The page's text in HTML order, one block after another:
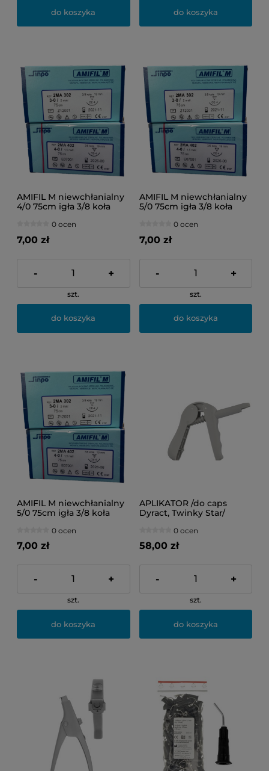
do koszyka do koszyka
AMIFIL M niewchłanialny
4/0 75cm igła 3/8 koła
0 ocen
7,00 zł
- +
szt.
do koszyka
AMIFIL M niewchłanialny
5/0 75cm igła 3/8 koła
0 ocen
7,00 zł
- +
szt.
do koszyka
AMIFIL M niewchłanialny
5/0 75cm igła 3/8 koła
0 ocen
7,00 zł
- +
szt.
do koszyka
APLIKATOR /do caps
Dyract, Twinky Star/
0 ocen
58,00 zł
- +
szt.
do koszyka